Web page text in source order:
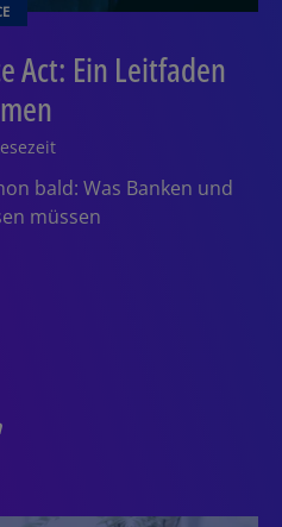
Act: Ein Leitfaden
bald: Was Banken und
müssen